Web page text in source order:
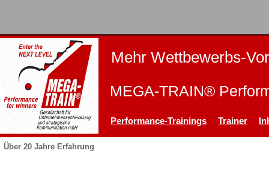
Mehr Wettbewerbs-
MEGA-TRAIN®
Performance-Trainings Trainer
Über 20 Jahre Erfahrung